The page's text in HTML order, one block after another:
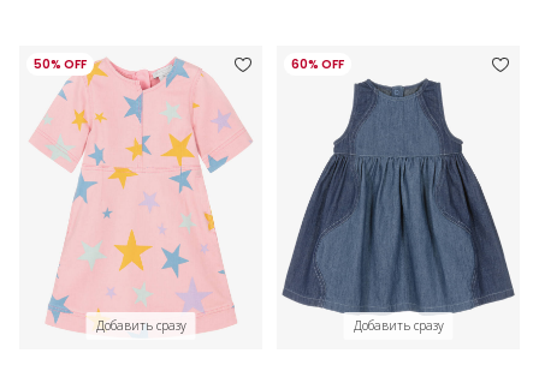
50% OFF
Добавить сразу
60% OFF
Добавить сразу